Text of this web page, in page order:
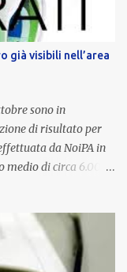
della
maniera stabile lo
né un
di retribuzione,
già visibili nell’area
sono in
di risultato per
da NoiPA in
medio di circa 6.000
risultato La
variabile dello
per valorizzare